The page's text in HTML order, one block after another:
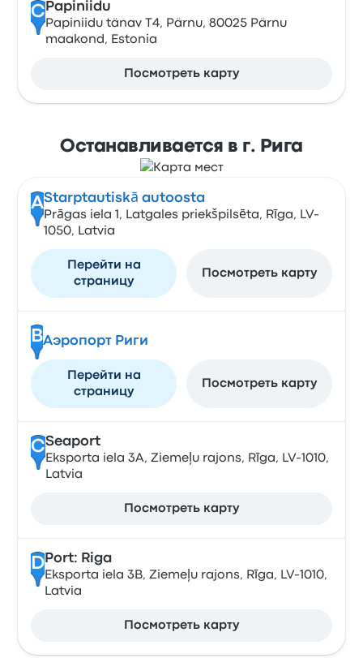
CPapiniidu
Papiniidu tänav T4, Pärnu, 80025 Pärnu
maakond, Estonia
Посмотреть карту
Останавливается в г. Рига
AStarptautiskā autoosta
Prāgas iela 1, Latgales priekšpilsēta, Rīga, LV-
1050, Latvia
Перейти на
страницу
Посмотреть карту
BАэропорт Риги
Перейти на
страницу
Посмотреть карту
CSeaport
Eksporta iela 3A, Ziemeļu rajons, Rīga, LV-1010,
Latvia
Посмотреть карту
DPort: Riga
Eksporta iela 3B, Ziemeļu rajons, Rīga, LV-1010,
Latvia
Посмотреть карту